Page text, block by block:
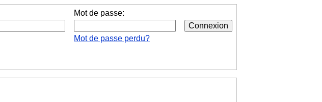
Mot de passe:
Mot de passe perdu?